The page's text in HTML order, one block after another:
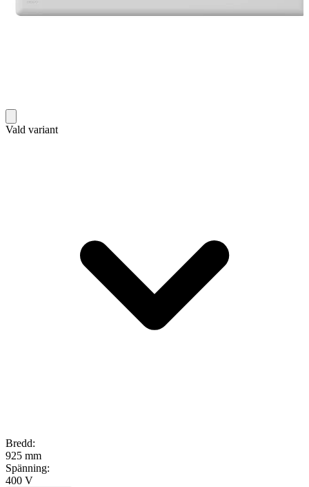
Vald variant
Bredd:
925 mm
Spänning:
400 V